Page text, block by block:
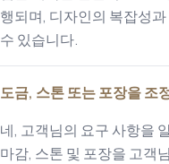
행되며, 디자인의 복잡성
수 있습니다.
도금, 스톤 또는 포장을 조
네, 고객님의 요구 사항을
마감, 스톤 및 포장을 고객